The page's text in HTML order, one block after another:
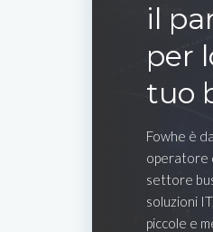
il
per
tuo
Fowhe è
operatore
settore
soluzioni
piccole e